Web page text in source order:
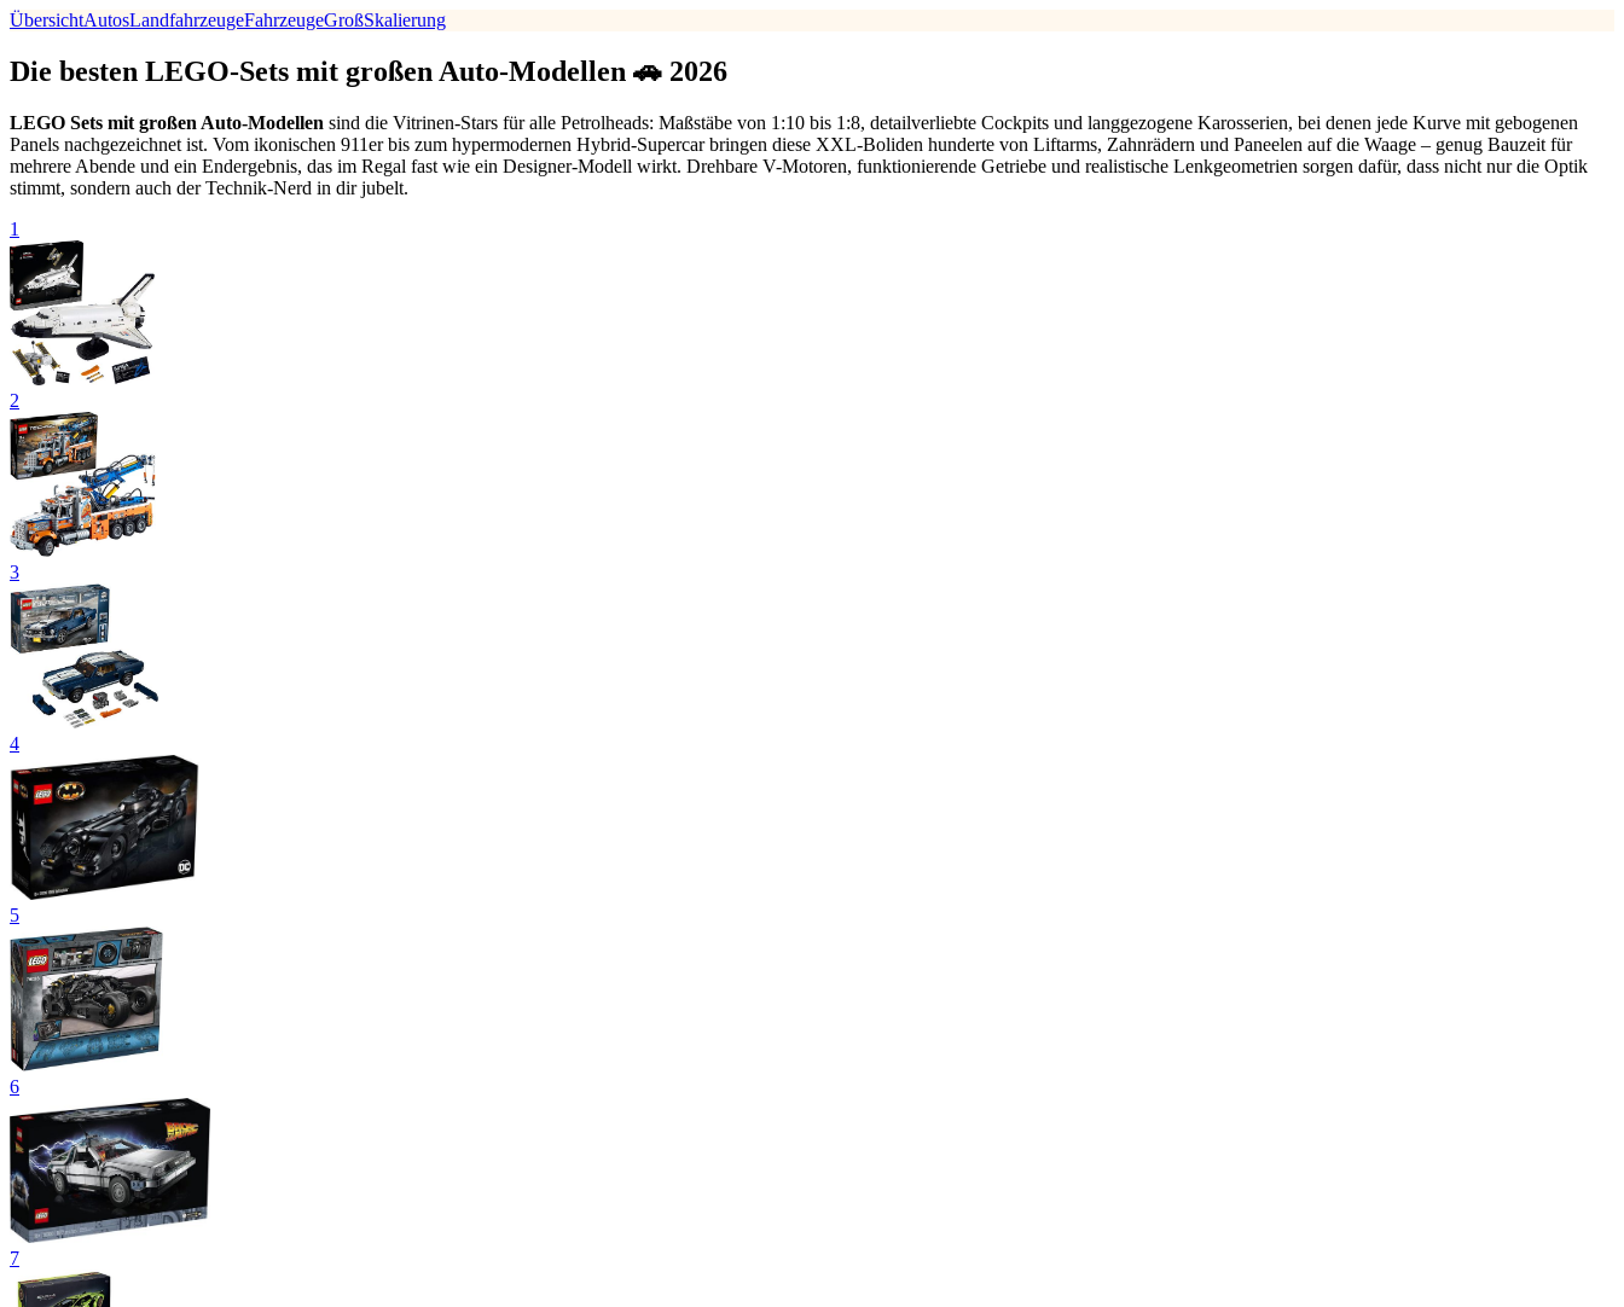
ÜbersichtAutosLandfahrzeugeFahrzeugeGroßSkalierung
Die besten LEGO-Sets mit großen Auto-Modellen 🚗 2026
LEGO Sets mit großen Auto-Modellen sind die Vitrinen-Stars für alle Petrolheads: Maßstäbe von 1:10 bis 1:8, detailverliebte Cockpits und langgezogene Karosserien, bei denen jede Kurve mit gebogenen
Panels nachgezeichnet ist. Vom ikonischen 911er bis zum hypermodernen Hybrid-Supercar bringen diese XXL-Boliden hunderte von Liftarms, Zahnrädern und Paneelen auf die Waage – genug Bauzeit für
mehrere Abende und ein Endergebnis, das im Regal fast wie ein Designer-Modell wirkt. Drehbare V-Motoren, funktionierende Getriebe und realistische Lenkgeometrien sorgen dafür, dass nicht nur die Optik
stimmt, sondern auch der Technik-Nerd in dir jubelt.
1
2
3
4
5
6
7